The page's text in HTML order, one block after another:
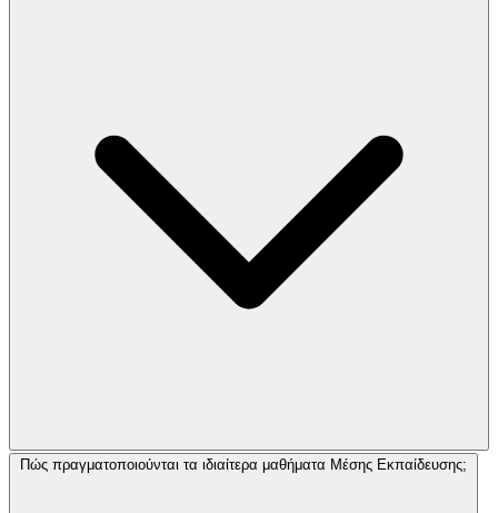
Πώς πραγματοποιούνται τα ιδιαίτερα μαθήματα Μέσης Εκπαίδευσης;